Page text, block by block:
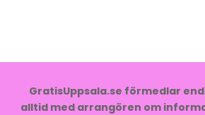
GratisUppsala.se förmedlar
alltid med arrangören om